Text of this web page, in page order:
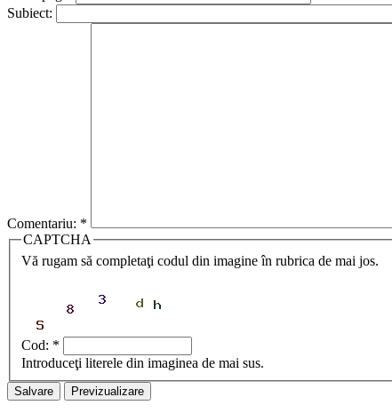
Subiect:
Comentariu: *
CAPTCHA
Vă rugam să completaţi codul din imagine în rubrica de mai jos.
Cod: *
Introduceţi literele din imaginea de mai sus.